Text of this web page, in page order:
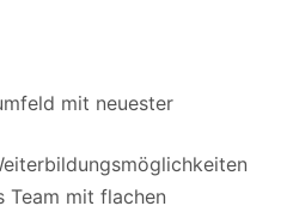
mit neuester
Team mit flachen